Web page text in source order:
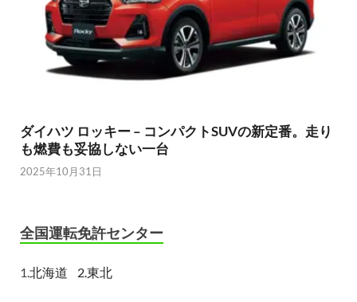
ダイハツ ロッキー – コンパクトSUVの新定番。走り
も燃費も妥協しない一台
2025年10月31日
全国運転免許センター
1.北海道 2.東北